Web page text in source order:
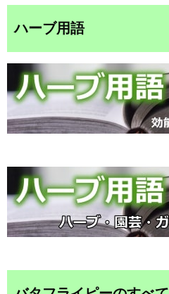
ハーブ用語